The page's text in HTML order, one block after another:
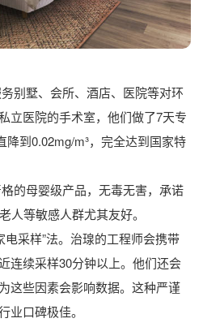
别墅、会所、酒店、医院等对环
立医院的手术室，他们做了7天专
降到0.02mg/m³，完全达到国家特
的母婴级产品，无毒无害，承诺
人等敏感人群尤其友好。
电采样”法。治瑔的工程师会携带
连续采样30分钟以上。他们还会
这些因素会影响数据。这种严谨
业口碑极佳。